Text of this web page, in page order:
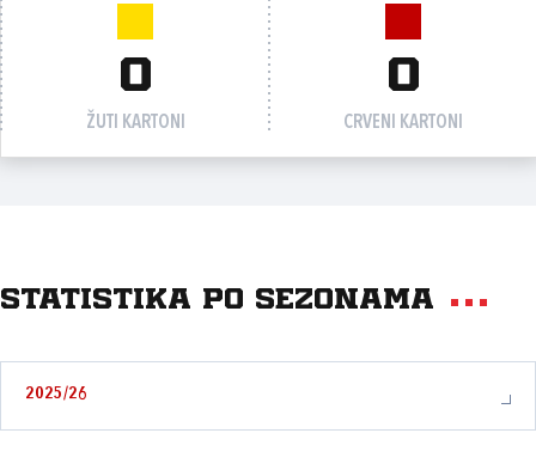
0
ŽUTI KARTONI
0
CRVENI KARTONI
Statistika po sezonama
2025/26